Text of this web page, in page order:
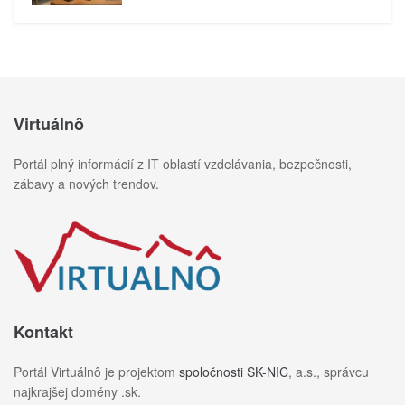
Virtuálnô
Portál plný informácií z IT oblastí vzdelávania, bezpečnosti,
zábavy a nových trendov.
Kontakt
Portál Virtuálnô je projektom spoločnosti SK-NIC, a.s., správcu
najkrajšej domény .sk.